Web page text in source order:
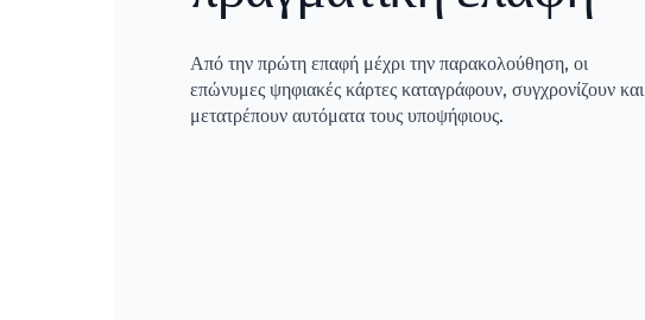
Από την πρώτη επαφή μέχρι την παρακολούθηση, οι
επώνυμες ψηφιακές κάρτες καταγράφουν, συγχρονίζουν και
μετατρέπουν αυτόματα τους υποψήφιους.